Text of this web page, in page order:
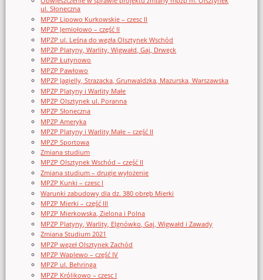
ul. Słoneczna
MPZP Lipowo Kurkowskie – czesc II
MPZP Jemiołowo – część II
MPZP ul. Leśna do węzła Olsztynek Wschód
MPZP Platyny, Warlity, Wigwałd, Gaj, Drwęck
MPZP Łutynowo
MPZP Pawłowo
MPZP Jagielly, Strazacka, Grunwaldzka, Mazurska, Warszawska
MPZP Platyny i Warlity Małe
MPZP Olsztynek ul. Poranna
MPZP Słoneczna
MPZP Ameryka
MPZP Platyny i Warlity Małe – część II
MPZP Sportowa
Zmiana studium
MPZP Olsztynek Wschód – część II
Zmiana studium – drugie wyłożenie
MPZP Kunki – czesc I
Warunki zabudowy dla dz. 380 obręb Mierki
MPZP Mierki – część III
MPZP Mierkowska, Zielona i Polna
MPZP Platyny, Warlity, Elgnówko, Gaj, Wigwałd i Zawady
Zmiana Studium 2021
MPZP węzeł Olsztynek Zachód
MPZP Waplewo – część IV
MPZP ul. Behringa
MPZP Królikowo – czesc I